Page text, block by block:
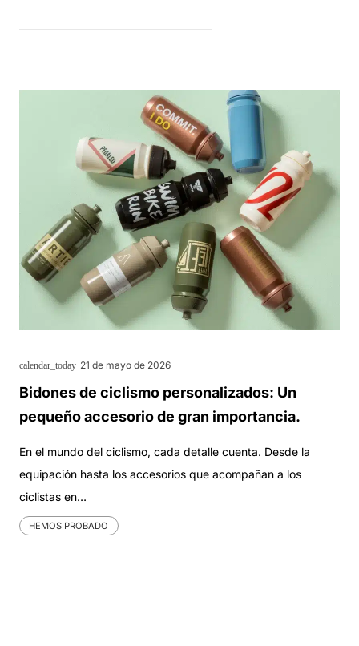
calendar_today 21 de mayo de 2026
Bidones de ciclismo personalizados: Un
pequeño accesorio de gran importancia.
En el mundo del ciclismo, cada detalle cuenta. Desde la
equipación hasta los accesorios que acompañan a los
ciclistas en…
HEMOS PROBADO